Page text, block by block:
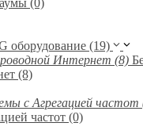
(0)
оборудование (19)
(8)
частот (0)